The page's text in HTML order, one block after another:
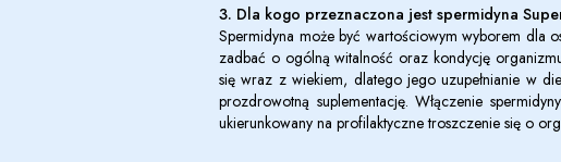
3. Dla kogo przeznaczona jest spermidyna
Spermidyna może być wartościowym wyborem dla
zadbać o ogólną witalność oraz kondycję
się wraz z wiekiem, dlatego jego uzupełnianie w
prozdrowotną suplementację. Włączenie
ukierunkowany na profilaktyczne troszczenie się o